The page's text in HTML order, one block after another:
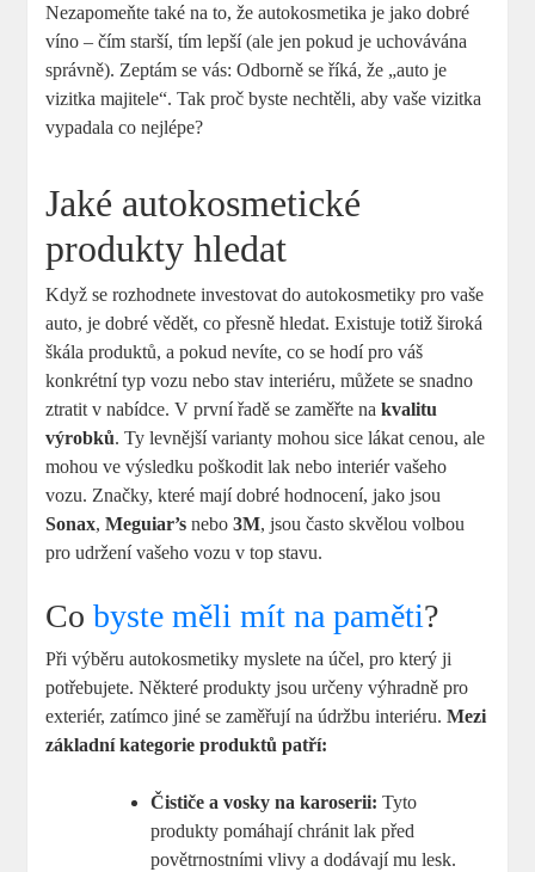
Nezapomeňte také na to, že autokosmetika je jako dobré
víno – čím starší, tím lepší (ale jen pokud je uchovávána
správně). Zeptám se vás: Odborně se říká, že „auto je
vizitka majitele“. Tak proč byste nechtěli, aby vaše vizitka
vypadala co nejlépe?
Jaké autokosmetické
produkty hledat
Když se rozhodnete investovat do autokosmetiky pro vaše
auto, je dobré vědět, co přesně hledat. Existuje totiž široká
škála produktů, a pokud nevíte, co se hodí pro váš
konkrétní typ vozu nebo stav interiéru, můžete se snadno
ztratit v nabídce. V první řadě se zaměřte nakvalitu
výrobků. Ty levnější varianty mohou sice lákat cenou, ale
mohou ve výsledku poškodit lak nebo interiér vašeho
vozu. Značky, které mají dobré hodnocení, jako jsou
Sonax,Meguiar’s nebo3M, jsou často skvělou volbou
pro udržení vašeho vozu v top stavu.
Cobyste měli mít na paměti?
Při výběru autokosmetiky myslete na účel, pro který ji
potřebujete. Některé produkty jsou určeny výhradně pro
exteriér, zatímco jiné se zaměřují na údržbu interiéru.Mezi
základní kategorie produktů patří:
Čističe a vosky na karoserii: Tyto
produkty pomáhají chránit lak před
povětrnostními vlivy a dodávají mu lesk.